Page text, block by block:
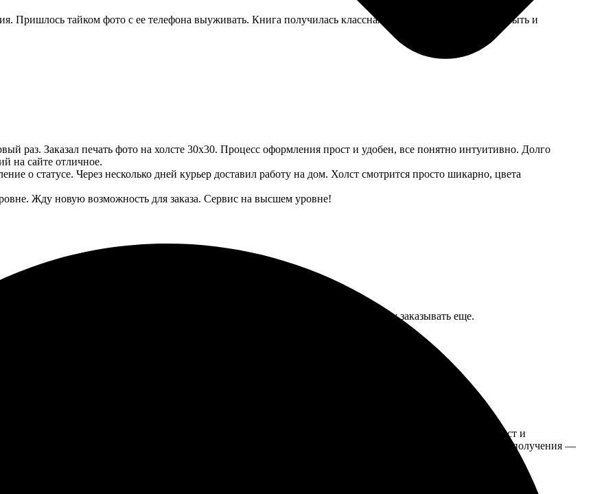
тайком фото с ее телефона выуживать. Книга получилась классная, правда, переплет мог бы быть и
раз. Заказал печать фото на холсте 30х30. Процесс оформления прост и удобен, все понятно интуитивно. Долго
на сайте отличное.
о статусе. Через несколько дней курьер доставил работу на дом. Холст смотрится просто шикарно, цвета
Жду новую возможность для заказа. Сервис на высшем уровне!
просто заказать, сайт удобный. Качество отличное, довольна результатом. Буду заказывать еще.
фото на холсте 30х30. Подбор фотографии и оформление заняли считанные минуты, интерфейс прост и
— цвета яркие, качество на высоте. Печать доставили быстро, упаковка надежная. Процесс оформления и получения —